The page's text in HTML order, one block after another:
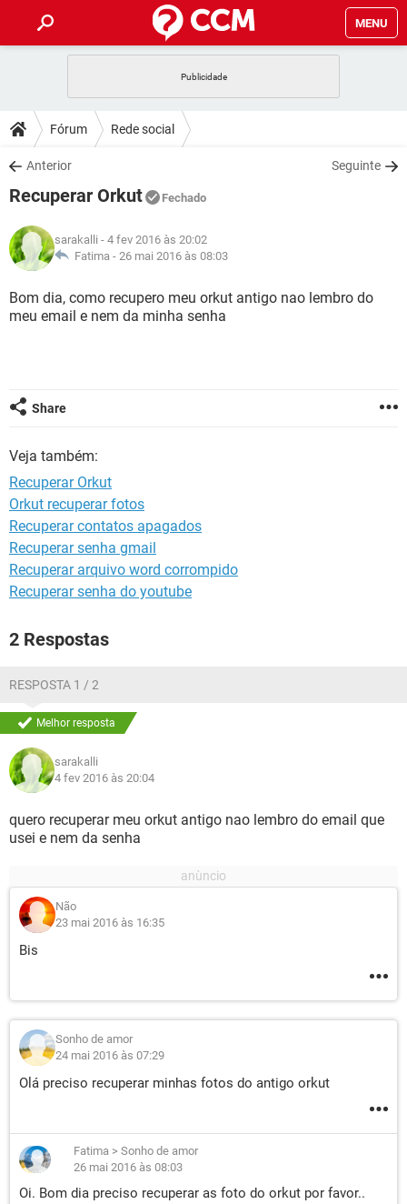
MENU
CELULAR
OUTLOOK
INSTAGRAM
GUIA DE COMPRAS
DICAS
JOGOS
INSTAGRAM
GUIA DE COMPRAS
DOWNLOADS
JOGOS
CELULAR
OUTLOOK EXCEL
INSTAGRAM
GUIA DE COMPRAS
FÓRUM
JOGOS
CELULAR
OUTLOOK EXCEL
GLOSSÁRIO
JOGOS WHATSAPP
CELULAR FACEBOOK
GUIA DE COMPRAS
Fórum Rede social
Anterior Seguinte
Recuperar Orkut Fechado
sarakalli - 4 fev 2016 às 20:02
Fatima - 26 mai 2016 às 08:03
Bom dia, como recupero meu orkut antigo nao lembro do
meu email e nem da minha senha
Share
Veja também:
Recuperar Orkut
Orkut recuperar fotos
Recuperar contatos apagados
Recuperar senha gmail
Recuperar arquivo word corrompido
Recuperar senha do youtube
2 Respostas
RESPOSTA 1 / 2
Melhor resposta
sarakalli
4 fev 2016 às 20:04
quero recuperar meu orkut antigo nao lembro do email que
usei e nem da senha
Não
23 mai 2016 às 16:35
Bis
Sonho de amor
24 mai 2016 às 07:29
Olá preciso recuperar minhas fotos do antigo orkut
Fatima > Sonho de amor
26 mai 2016 às 08:03
Oi. Bom dia preciso recuperar as foto do orkut por favor..